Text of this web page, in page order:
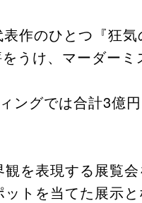
作のひとつ『狂
うけ、マーダー
ングでは合計3億
を表現する展覧会
トを当てた展示